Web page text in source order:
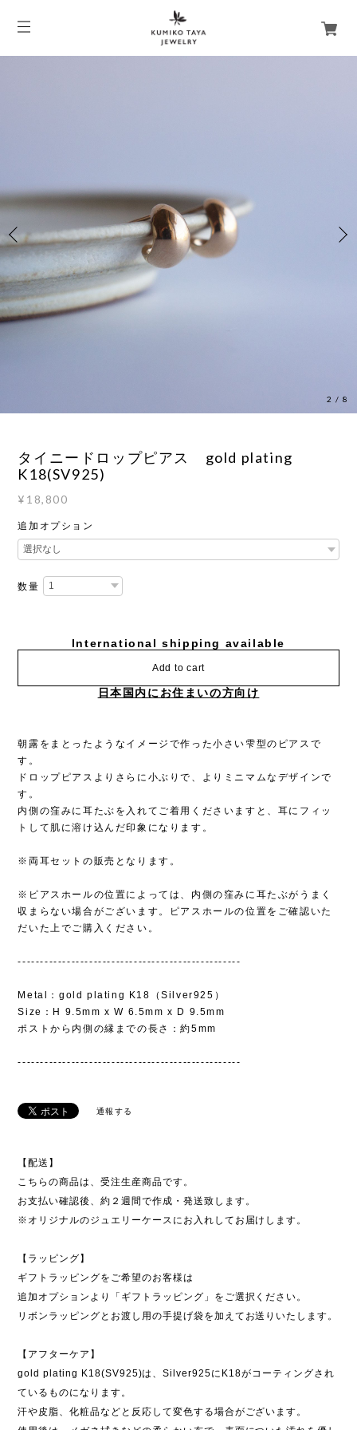
2 /8
タイニードロップピアス gold plating
K18(SV925)
¥18,800
追加オプション
数量
International shipping available
Add to cart
日本国内にお住まいの方向け
朝露をまとったようなイメージで作った小さい雫型のピアスで
す。
ドロップピアスよりさらに小ぶりで、よりミニマムなデザインで
す。
内側の窪みに耳たぶを入れてご着用くださいますと、耳にフィッ
トして肌に溶け込んだ印象になります。
※両耳セットの販売となります。
※ピアスホールの位置によっては、内側の窪みに耳たぶがうまく
収まらない場合がございます。ピアスホールの位置をご確認いた
だいた上でご購入ください。
--------------------------------------------------
Metal：gold plating K18（Silver925）
Size：H 9.5mm x W 6.5mm x D 9.5mm
ポストから内側の縁までの長さ：約5mm
--------------------------------------------------
通報する
【配送】
こちらの商品は、受注生産商品です。
お支払い確認後、約２週間で作成・発送致します。
※オリジナルのジュエリーケースにお入れしてお届けします。
【ラッピング】
ギフトラッピングをご希望のお客様は
追加オプションより「ギフトラッピング」をご選択ください。
リボンラッピングとお渡し用の手提げ袋を加えてお送りいたします。
【アフターケア】
gold plating K18(SV925)は、Silver925にK18がコーティングされ
ているものになります。
汗や皮脂、化粧品などと反応して変色する場合がございます。